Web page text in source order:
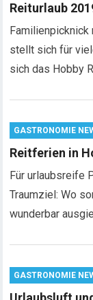
Reiturlaub
Familienpicknick
stellt sich für
sich das Hobby
GASTRONOMIE
Reitferien in
Für urlaubsreife
Traumziel: Wo
wunderbar
GASTRONOMIE